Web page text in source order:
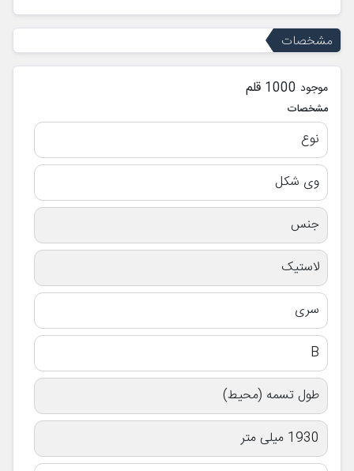
مشخصات
موجود 1000 قلم
مشخصات
نوع
وی شکل
جنس
لاستیک
سری
B
طول تسمه (محیط)
1930 میلی متر